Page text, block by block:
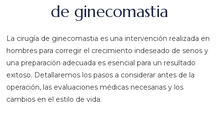
de ginecomastia
La cirugía de ginecomastia es una intervención realizada en
hombres para corregir el crecimiento indeseado de senos y
una preparación adecuada es esencial para un resultado
exitoso. Detallaremos los pasos a considerar antes de la
operación, las evaluaciones médicas necesarias y los
cambios en el estilo de vida.